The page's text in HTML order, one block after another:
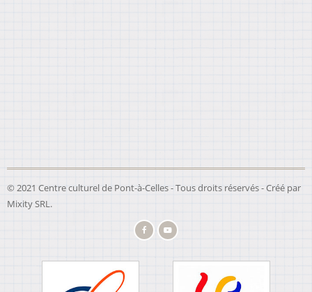
© 2021 Centre culturel de Pont-à-Celles - Tous droits réservés - Créé par
Mixity SRL.